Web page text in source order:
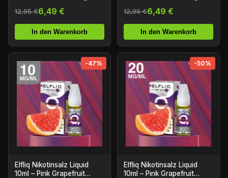
12,95 €6,49 €
In den Warenkorb
12,95 €6,49 €
In den Warenkorb
-47%
Elfliq Nikotinsalz Liquid
10ml – Pink Grapefruit
-50%
Elfliq Nikotinsalz Liquid
10ml – Pink Grapefruit